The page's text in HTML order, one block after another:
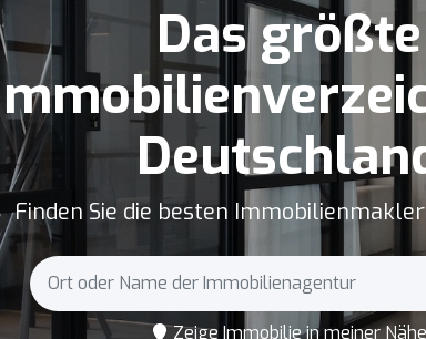
Das größte
Finden Sie die besten
Zeige Immobilie in meiner Nähe